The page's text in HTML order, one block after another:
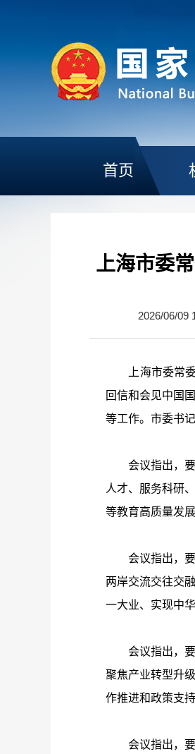
首页
上海市委
2026/06/09
上海市委常
回信和会见中国
等工作。市委书
会议指出，要
人才、服务科研
等教育高质量发
会议指出，要
两岸交流交往交
一大业、实现中
会议指出，要
聚焦产业转型升
作推进和政策支
会议指出，要